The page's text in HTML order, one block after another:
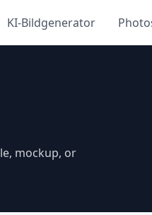
KI-Bildgenerator
mockup, or